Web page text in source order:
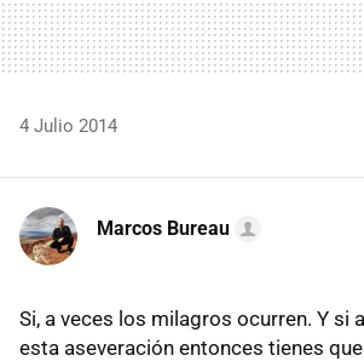
4 Julio 2014
Marcos Bureau
Si, a veces los milagros ocurren. Y si
esta aseveración entonces tienes